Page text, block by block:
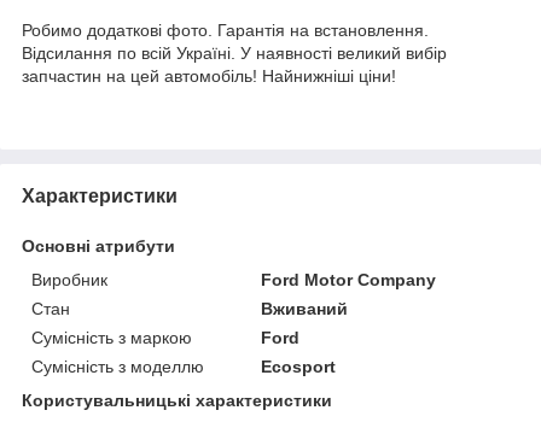
Робимо додаткові фото. Гарантія на встановлення.
Відсилання по всій Україні. У наявності великий вибір
запчастин на цей автомобіль! Найнижніші ціни!
Характеристики
Основні атрибути
Виробник
Ford Motor Company
Стан
Вживаний
Сумісність з маркою
Ford
Сумісність з моделлю
Ecosport
Користувальницькі характеристики